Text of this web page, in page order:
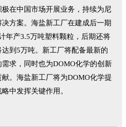
在中国市场开展业务，持续为尼
方案。海盐新工厂在建成后一期
年产3.5万吨塑料颗粒，后期还将
到5万吨。新工厂将配备最新的
求，同时也为DOMO化学的创新
。海盐新工厂将为DOMO化学提
中发挥关键作用。